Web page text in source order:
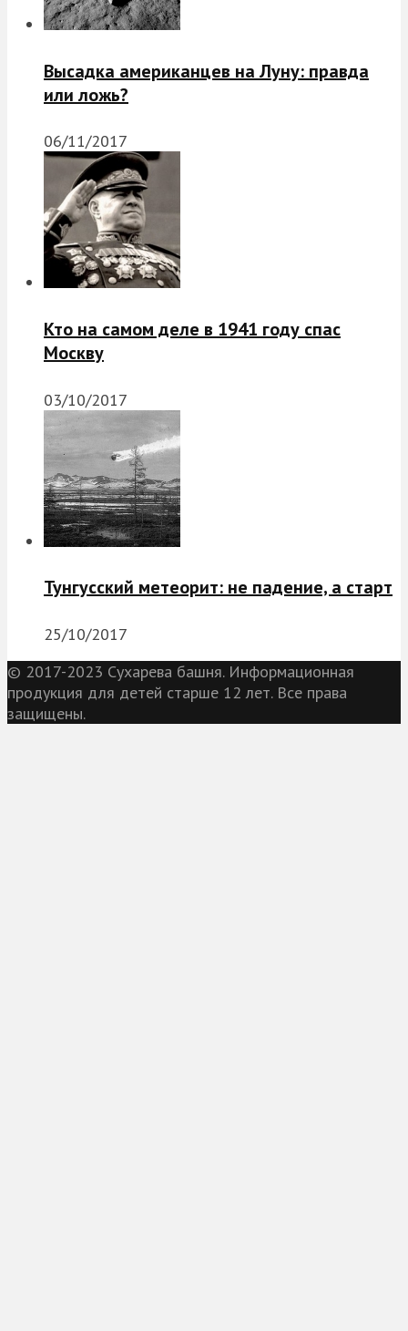
Высадка американцев на Луну: правда
или ложь?
06/11/2017
Кто на самом деле в 1941 году спас
Москву
03/10/2017
Тунгусский метеорит: не падение, а старт
25/10/2017
© 2017-2023 Сухарева башня. Информационная
продукция для детей старше 12 лет. Все права
защищены.